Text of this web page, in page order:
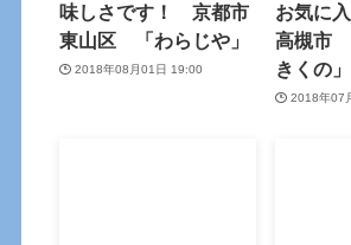
味しさです！ 京都市
東山区 「わらじや」
2018年08月01日 19:00
お気に
高槻市
きくの」
2018年07